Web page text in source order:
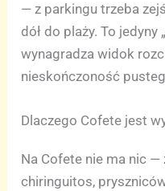
— z parkingu trzeba
dół do plaży. To jedyny
wynagradza widok
nieskończoność
Dlaczego Cofete jest
Na Cofete nie ma nic —
chiringuitos,